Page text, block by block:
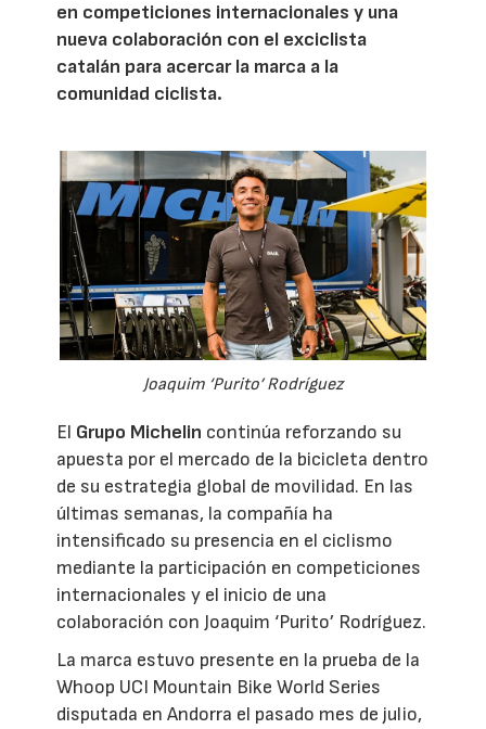
en competiciones internacionales y una
nueva colaboración con el exciclista
catalán para acercar la marca a la
comunidad ciclista.
Joaquim ‘Purito’ Rodríguez
El Grupo Michelin continúa reforzando su
apuesta por el mercado de la bicicleta dentro
de su estrategia global de movilidad. En las
últimas semanas, la compañía ha
intensificado su presencia en el ciclismo
mediante la participación en competiciones
internacionales y el inicio de una
colaboración con Joaquim ‘Purito’ Rodríguez.
La marca estuvo presente en la prueba de la
Whoop UCI Mountain Bike World Series
disputada en Andorra el pasado mes de julio,